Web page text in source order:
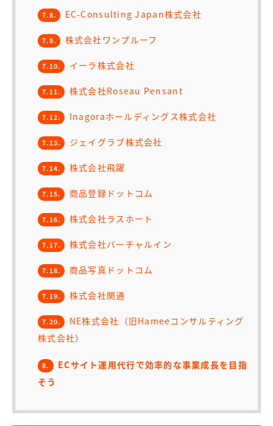
7.8. EC-Consulting Japan株式会社
7.9. 株式会社ワンプルーフ
7.10. イーラ株式会社
7.11. 株式会社Roseau Pensant
7.12. Inagoraホールディングス株式会社
7.13. ジェイグラブ株式会社
7.14. 株式会社飛躍
7.15. 商品登録ドットコム
7.16. 株式会社ラスホート
7.17. 株式会社バーチャルイン
7.18. 商品写真ドットコム
7.19. 株式会社関通
7.20.
NE株式会社（旧Hameeコンサルティング
株式会社）
8.
ECサイト運用代行で効率的な事業成長を目指
そう